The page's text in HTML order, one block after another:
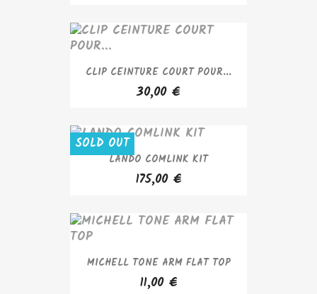
CLIP CEINTURE COURT POUR...
30,00 €
LANDO COMLINK KIT
175,00 €
SOLD OUT
MICHELL TONE ARM FLAT TOP
11,00 €